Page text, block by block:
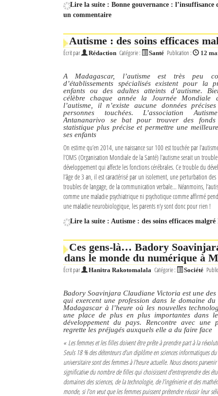
Lire la suite : Bonne gouvernance :
un commentaire
Autisme : des soins efficaces
Écrit par Rédaction Catégorie : Santé Publication : 12
A Madagascar, l’autisme est très peu
d’établissements spécialisés existent pour la
enfants ou des adultes atteints d’autisme.
célèbre chaque année la Journée Mondiale
l’autisme, il n’existe aucune données
personnes touchées. L’association
Antananarivo se bat pour trouver des
statistique plus précise et permettre une
ses enfants
On estime qu’en 2014, une naissance sur 100 est touchée par
l’OMS (Organisation Mondiale de la Santé) l’autisme serait un
développement qui affecte les fonctions cérébrales. Ce trouble du
l’âge de 3 an, il est caractérisé par un isolement, une perturbation
troubles de langage, de la communication verbale… Néanmoins,
comme une maladie psychiatrique ni psychotique comme affirmé
une maladie neurobiologique, les parents n’y sont donc pour rien !
Lire la suite : Autisme : des soins efficaces malgré
Ces gens-là… Badory
dans le monde du numérique à
Écrit par Hanitra Rakotomalala Catégorie : Société
Badory Soavinjara Claudiane Victoria est une des
qui exercent une profession dans le domaine
Madagascar à l’heure où les nouvelles
une place de plus en plus importantes dans
développement du pays. Rencontre avec une
regrette les préjugés auxquels elle a du faire face
« Les femmes et les filles doivent être prête à prendre part à la
Seuls 18 % des détenteurs d’un diplôme en sciences informatiques
universitaire sont des femmes à l’heure actuelle. Nous devons
significative du nombre de filles qui choisissent d’entreprendre des
domaines des sciences, de la technologie, de l’ingénierie et des
monde, si l’on veut que les femmes puissent prétendre réussir leur